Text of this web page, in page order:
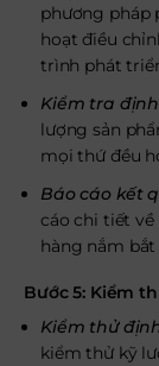
phương pháp
hoạt điều
trình phát
Kiểm tra
lượng sản
mọi thứ đều
Báo cáo kết
cáo chi tiết
hàng nắm
Bước 5: Kiểm
Kiểm thử
kiểm thử kỹ